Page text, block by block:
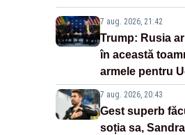
7 aug. 2026, 21:42
Trump: Rusia
în această
armele pentru
7 aug. 2026, 20:43
Gest superb
soția sa,